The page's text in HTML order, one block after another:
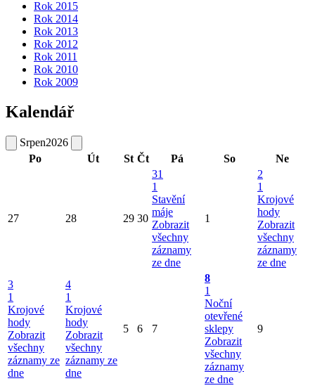
Rok 2015
Rok 2014
Rok 2013
Rok 2012
Rok 2011
Rok 2010
Rok 2009
Kalendář
Srpen2026
Po
Út St Čt Pá So Ne
27 28 29 30
31
1
Stavění
máje
Zobrazit
všechny
záznamy
ze dne
1
2
1
Krojové
hody
Zobrazit
všechny
záznamy
ze dne
3
1
Krojové
hody
Zobrazit
všechny
záznamy ze
dne
4
1
Krojové
hody
Zobrazit
všechny
záznamy ze
dne
5 6 7
8
1
Noční
otevřené
sklepy
Zobrazit
všechny
záznamy
ze dne
9